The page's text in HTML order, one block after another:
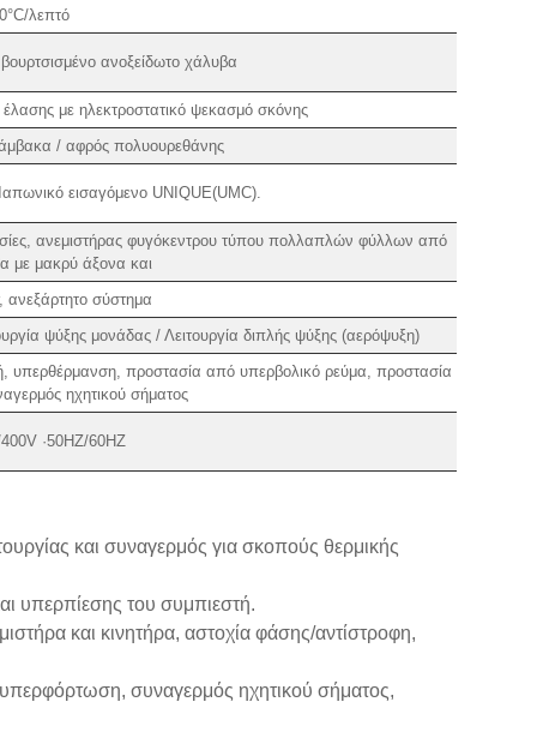
λεπτό
ανοξείδωτο χάλυβα
με ηλεκτροστατικό ψεκασμό σκόνης
/ αφρός πολυουρεθάνης
εισαγόμενο UNIQUE(UMC).
ανεμιστήρας φυγόκεντρου τύπου πολλαπλών φύλλων από
με μακρύ άξονα και
σύστημα
ψύξης μονάδας / Λειτουργία διπλής ψύξης (αερόψυξη)
υπερθέρμανση, προστασία από υπερβολικό ρεύμα, προστασία
ηχητικού σήματος
·50HZ/60HZ
και συναγερμός για σκοπούς θερμικής
υπερπίεσης του συμπιεστή.
και κινητήρα, αστοχία φάσης/αντίστροφη,
συναγερμός ηχητικού σήματος,